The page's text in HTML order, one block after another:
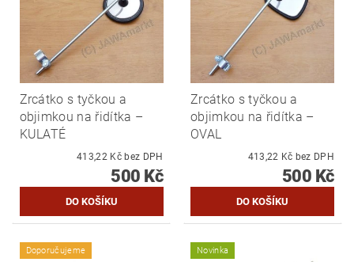
Zrcátko s tyčkou a
objimkou na řidítka –
KULATÉ
413,22 Kč bez DPH
500 Kč
Zrcátko s tyčkou a
objimkou na řidítka –
OVAL
413,22 Kč bez DPH
500 Kč
Doporučujeme Novinka